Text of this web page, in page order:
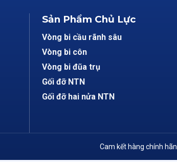
Sản Phẩm Chủ Lực
Vòng bi cầu rãnh sâu
Vòng bi côn
Vòng bi đũa trụ
Gối đỡ NTN
Gối đỡ hai nửa NTN
Cam kết hàng chính